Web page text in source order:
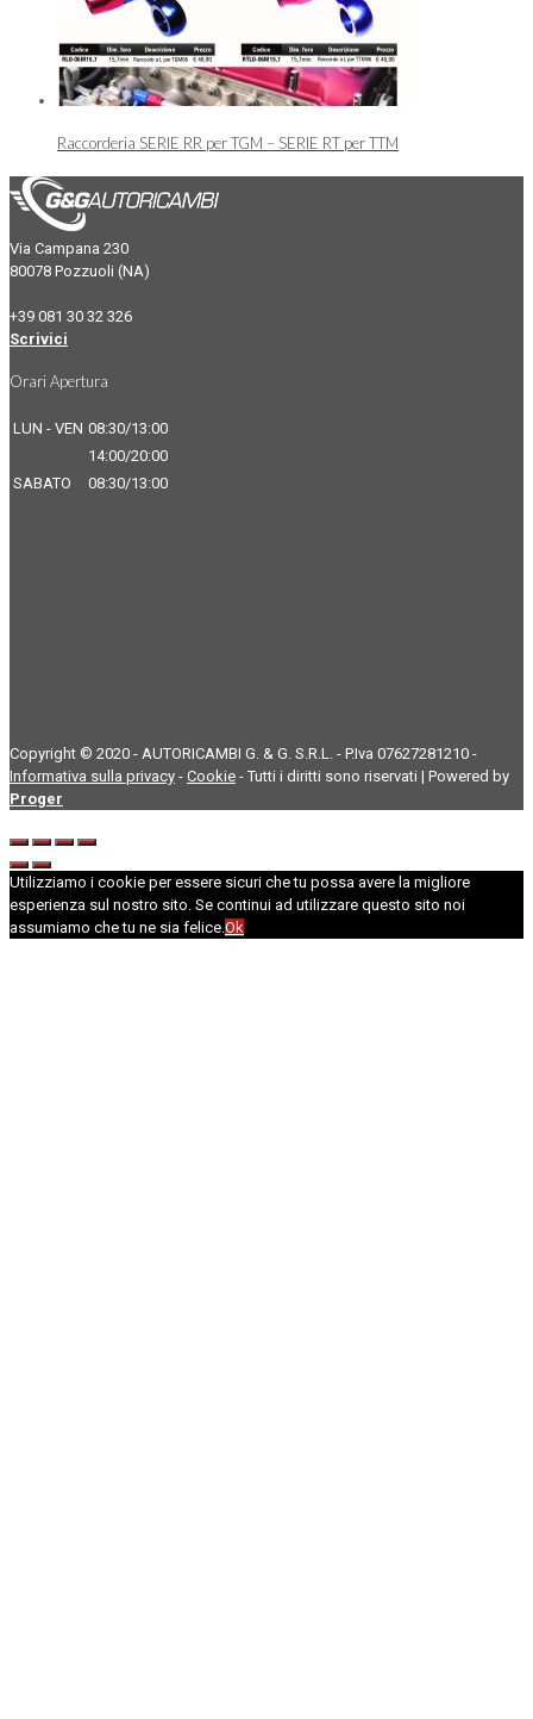
Raccorderia SERIE RR per TGM – SERIE RT per TTM
Via Campana 230
80078 Pozzuoli (NA)
+39 081 30 32 326
Scrivici
Orari Apertura
LUN - VEN 08:30/13:00
14:00/20:00
SABATO
08:30/13:00
Copyright © 2020 - AUTORICAMBI G. & G. S.R.L. - P.Iva 07627281210 -
Informativa sulla privacy - Cookie - Tutti i diritti sono riservati | Powered by
Proger
Utilizziamo i cookie per essere sicuri che tu possa avere la migliore
esperienza sul nostro sito. Se continui ad utilizzare questo sito noi
assumiamo che tu ne sia felice.Ok